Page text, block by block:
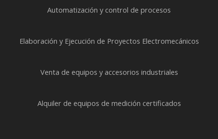
Automatización y control de procesos
Elaboración y Ejecución de Proyectos Electromecánicos
Venta de equipos y accesorios industriales
Alquiler de equipos de medición certificados